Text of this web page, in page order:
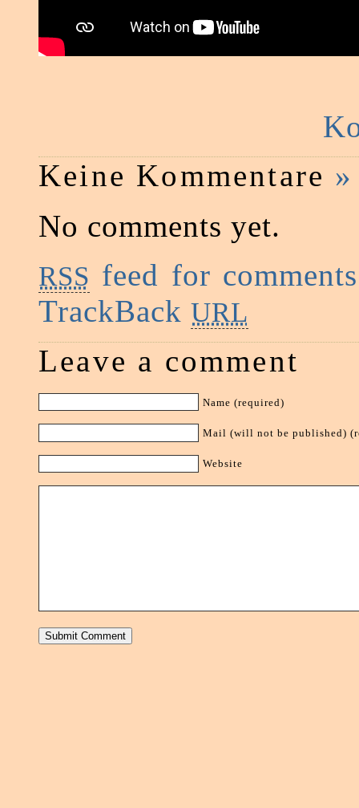
Keine Kommentare »
No comments yet.
RSS feed for
TrackBack URL
Leave a comment
Name (required)
Mail (will not be published)
Website